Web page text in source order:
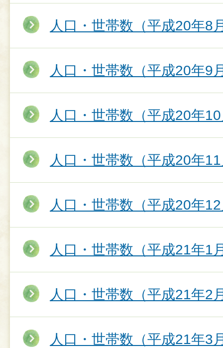
人口・世帯数（平成20年8
人口・世帯数（平成20年9
人口・世帯数（平成20年
人口・世帯数（平成20年
人口・世帯数（平成20年
人口・世帯数（平成21年1
人口・世帯数（平成21年2
人口・世帯数（平成21年3